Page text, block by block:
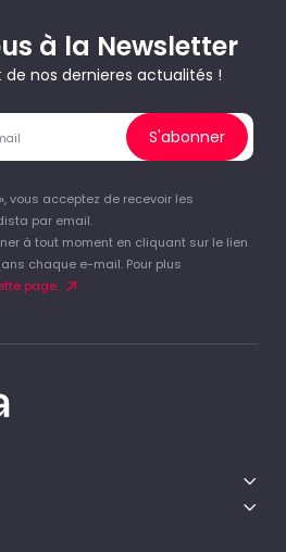
à la Newsletter
nos dernieres actualités !
S'abonner
vous acceptez de recevoir les
par email.
à tout moment en cliquant sur le lien
chaque e-mail. Pour plus
page.